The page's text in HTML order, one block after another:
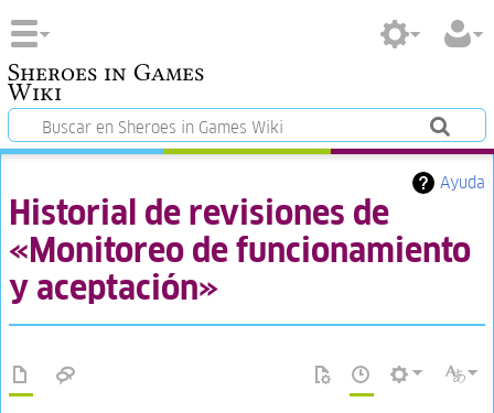
Sheroes in Games
Wiki
Ayuda
Historial de revisiones de
«Monitoreo de funcionamiento
y aceptación»